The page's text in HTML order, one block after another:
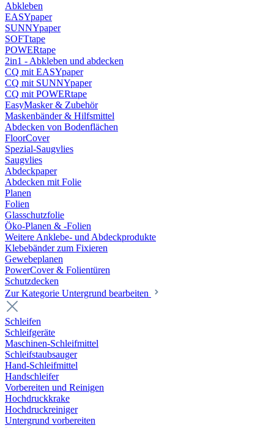
Abkleben
EASYpaper
SUNNYpaper
SOFTtape
POWERtape
2in1 - Abkleben und abdecken
CQ mit EASYpaper
CQ mit SUNNYpaper
CQ mit POWERtape
EasyMasker & Zubehör
Maskenbänder & Hilfsmittel
Abdecken von Bodenflächen
FloorCover
Spezial-Saugvlies
Saugvlies
Abdeckpaper
Abdecken mit Folie
Planen
Folien
Glasschutzfolie
Öko-Planen & -Folien
Weitere Anklebe- und Abdeckprodukte
Klebebänder zum Fixieren
Gewebeplanen
PowerCover & Folientüren
Schutzdecken
Zur Kategorie Untergrund bearbeiten
Schleifen
Schleifgeräte
Maschinen-Schleifmittel
Schleifstaubsauger
Hand-Schleifmittel
Handschleifer
Vorbereiten und Reinigen
Hochdruckkrake
Hochdruckreiniger
Untergrund vorbereiten